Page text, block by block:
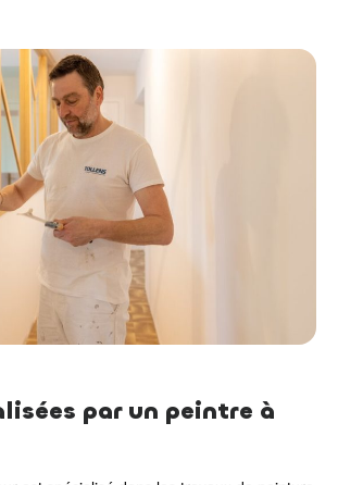
par un peintre à